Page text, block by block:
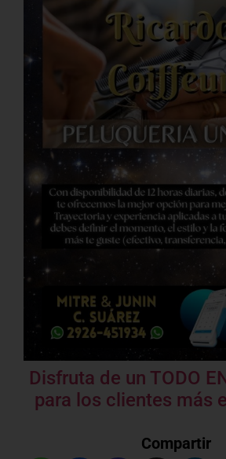
Disfruta de un TODO
para los clientes más
Compartir